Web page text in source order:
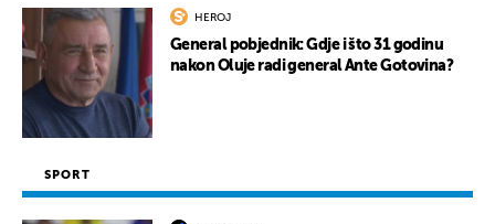
HEROJ
General pobjednik: Gdje i što 31 godinu
nakon Oluje radi general Ante Gotovina?
SPORT